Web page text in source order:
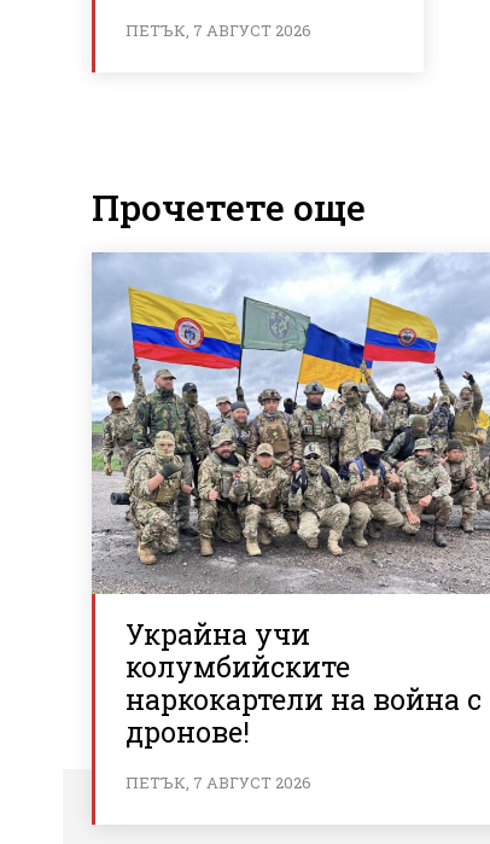
ПЕТЪК, 7 АВГУСТ 2026
Прочетете още
Украйна учи
колумбийските
наркокартели на война с
дронове!
ПЕТЪК, 7 АВГУСТ 2026